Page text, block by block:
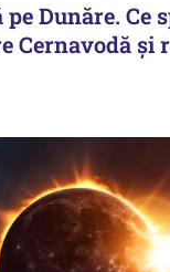
Dunăre. Ce
Cernavodă și